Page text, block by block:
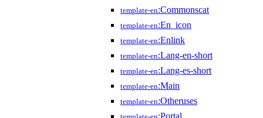
template-en:Commonscat
template-en:En_icon
template-en:Enlink
template-en:Lang-en-short
template-en:Lang-es-short
template-en:Main
template-en:Otheruses